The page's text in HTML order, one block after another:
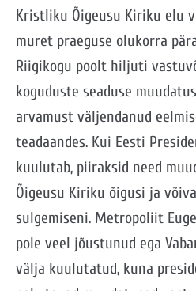
Kristliku Õigeusu Kiriku elu
muret praeguse olukorra
Riigikogu poolt hiljuti
koguduste seaduse
arvamust väljendanud
teadaandes. Kui Eesti
kuulutab, piiraksid need
Õigeusu Kiriku õigusi ja
sulgemiseni. Metropoliit
pole veel jõustunud ega
välja kuulutatud, kuna